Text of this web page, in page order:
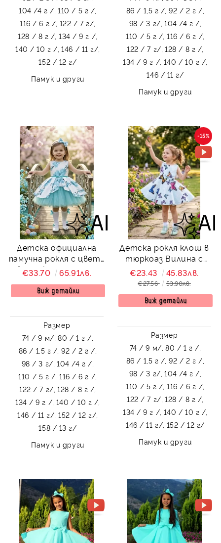
104 /4 г /, 110 / 5 г /,
116 / 6 г /, 122 / 7 г/,
128 / 8 г /, 134 / 9 г /,
140 / 10 г /, 146 / 11 г/,
152 / 12 г/
Памук и други
86 / 1,5 г /, 92 / 2 г /,
98 / 3 г/, 104 /4 г /,
110 / 5 г /, 116 / 6 г /,
122 / 7 г/, 128 / 8 г /,
134 / 9 г /, 140 / 10 г /,
146 / 11 г/
Памук и други
Детска официална
памучна рокля с цветя
в тюркоаз с тюл и
колан Надежда
€33.70 65.91лв.
Виж детайли
Размер
74 / 9 м/, 80 / 1 г /,
86 / 1,5 г /, 92 / 2 г /,
98 / 3 г/, 104 /4 г /,
110 / 5 г /, 116 / 6 г /,
122 / 7 г/, 128 / 8 г /,
134 / 9 г /, 140 / 10 г /,
146 / 11 г/, 152 / 12 г/,
158 / 13 г/
Памук и други
Детска рокля клош в
тюркоаз Вилина с
пеперуди
-15%
€23.43 45.83лв.
€27.56 53.90лв.
Виж детайли
Размер
74 / 9 м/, 80 / 1 г /,
86 / 1,5 г /, 92 / 2 г /,
98 / 3 г/, 104 /4 г /,
110 / 5 г /, 116 / 6 г /,
122 / 7 г/, 128 / 8 г /,
134 / 9 г /, 140 / 10 г /,
146 / 11 г/, 152 / 12 г/
Памук и други